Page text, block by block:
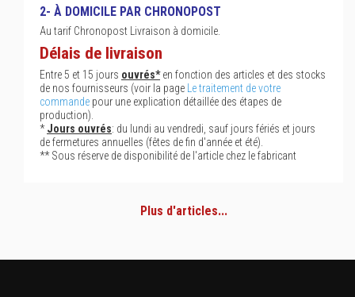
2- À DOMICILE PAR CHRONOPOST
Au tarif Chronopost Livraison à domicile.
Délais de livraison
Entre 5 et 15 jours ouvrés*en fonction des articles et des stocks
de nos fournisseurs (voir la page
Le traitement de votre
commande pour une explication détaillée des étapes de
production).
*Jours ouvrés: du lundi au vendredi, sauf jours fériés et jours
de fermetures annuelles (fêtes de fin d'année et été).
** Sous réserve de disponibilité de l'article chez le fabricant
Plus d'articles...